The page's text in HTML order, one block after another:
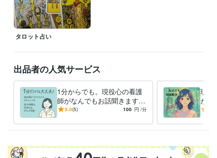
語学力
英語 日常会話レベル
タロット占い
出品者の人気サービス
1分からでも。現役心の看護
師がなんでもお話聞きます
【雑談・悩みなどなんでも】
ませんか
5.0(5) 100 円 /分
現役
がな
【愚
です